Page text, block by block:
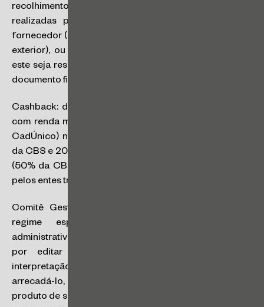
recolhimento do IBS / CBS relativos às operações
realizadas por seu intermédio, em substituição ao
fornecedor (caso este seja residente ou domiciliado no
exterior), ou de forma solidária ao fornecedor (caso
este seja residente ou domiciliado no País e não emita
documento fiscal).
Cashback: devolução de parte dos tributos a famílias
com renda mensal de até ½ salário mínimo (conforme
CadÚnico) no fornecimento de gás de cozinha (100%
da CBS e 20% do IBS), energia elétrica e água / esgoto
(50% da CBS e 20% do IBS), podendo ser ampliados
pelos entes tributantes.
Comitê Gestor do IBS: nova entidade pública sob
regime especial com independência técnica,
administrativa, orçamentária e financeira, responsável
por editar regulamento único e uniformizar a
interpretação e aplicação da legislação do IBS,
arrecadá-lo, efetuar as compensações e distribuir o
produto de sua arrecadação aos entes tributantes, além